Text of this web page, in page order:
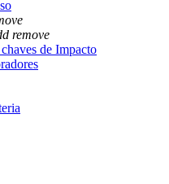
remove
de Impacto